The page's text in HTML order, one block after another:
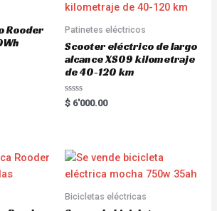
Rooder
Patinetes eléctricos
Scooter eléctrico de largo
alcance XS09 kilometraje
de 40-120 km
R
a
o
u
t
o
5
$ 6'000.00
Bicicletas eléctricas